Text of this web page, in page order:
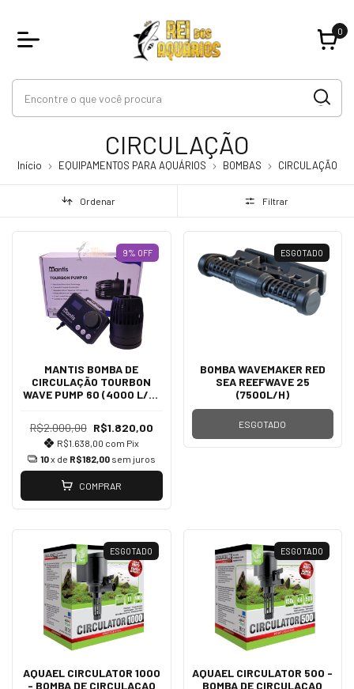
0
CIRCULAÇÃO
Início EQUIPAMENTOS PARA AQUÁRIOS BOMBAS CIRCULAÇÃO
Ordenar Filtrar
9% OFF
MANTIS BOMBA DE
CIRCULAÇÃO TOURBON
WAVE PUMP 60 (4000 L/H)
R$2.000,00 R$1.820,00
R$1.638,00 com Pix
10x de R$182,00 sem juros
COMPRAR
ESGOTADO
BOMBA WAVEMAKER RED
SEA REEFWAVE 25
(7500L/H)
ESGOTADO
ESGOTADO
AQUAEL CIRCULATOR 1000
- BOMBA DE CIRCULACAO
ESGOTADO
AQUAEL CIRCULATOR 500 -
BOMBA DE CIRCULACAO